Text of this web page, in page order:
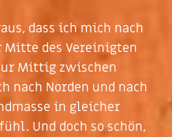
dass ich mich nach
Mitte des Vereinigten
Mittig zwischen
nach Norden und nach
in gleicher
Und doch so schön,